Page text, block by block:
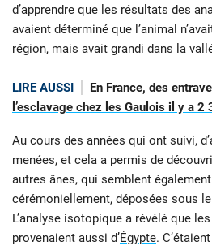
d’apprendre que les résultats des
avaient déterminé que l’animal
région, mais avait grandi dans la
LIRE AUSSI
En France, des
l’esclavage chez les Gaulois il y a 2
Au cours des années qui ont suivi,
menées, et cela a permis de
autres ânes, qui semblent
cérémoniellement, déposées sous
L’analyse isotopique a révélé que
provenaient aussi d’Égypte.